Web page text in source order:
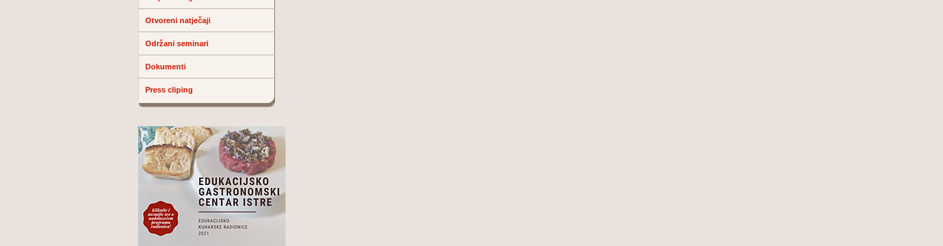
Otvoreni natječaji
Održani seminari
Dokumenti
Press cliping